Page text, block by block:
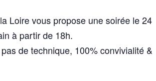
Loire vous propose une soirée le 24
à partir de 18h.
de technique, 100% convivialité &